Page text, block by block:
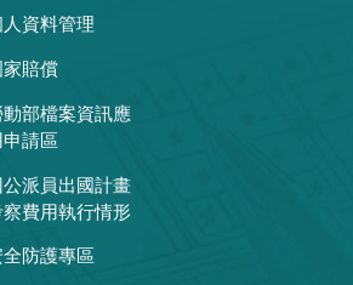
人資料管理
家賠償
動部檔案資訊應
申請區
公派員出國計畫
察費用執行情形
全防護專區